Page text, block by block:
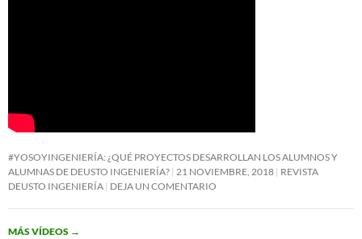
#YOSOYINGENIERÍA: ¿QUÉ PROYECTOS DESARROLLAN LOS ALUMNOS Y
ALUMNAS DE DEUSTO INGENIERÍA? 21 NOVIEMBRE, 2018 REVISTA
DEUSTO INGENIERÍA DEJA UN COMENTARIO
MÁS VÍDEOS →